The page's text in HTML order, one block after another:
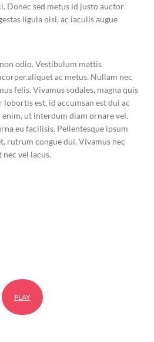
Donec sed metus id justo auctor
ligula nisi, ac iaculis augue
odio. Vestibulum mattis
ac metus. Nullam nec
felis. Vivamus sodales, magna quis
est, id accumsan est dui ac
ut interdum diam ornare vel.
eu facilisis. Pellentesque ipsum
rutrum congue dui. Vivamus nec
vel lacus.
PLAY